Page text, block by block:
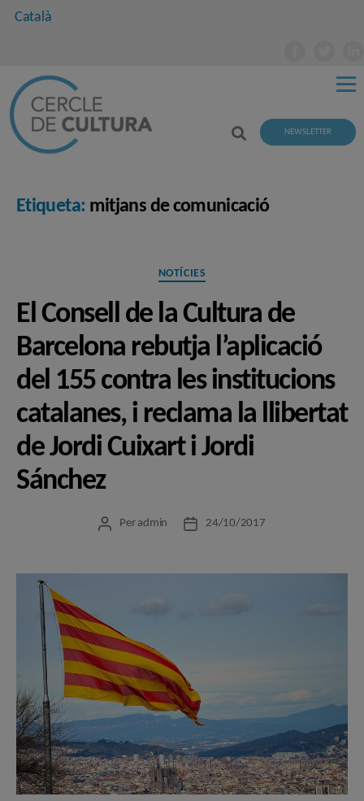
Català
NEWSLETTER
Etiqueta: mitjans de comunicació
Categories
NOTÍCIES
El Consell de la Cultura de
Barcelona rebutja l’aplicació
del 155 contra les institucions
catalanes, i reclama la llibertat
de Jordi Cuixart i Jordi
Sánchez
Autor
Per admin
Data24/10/2017